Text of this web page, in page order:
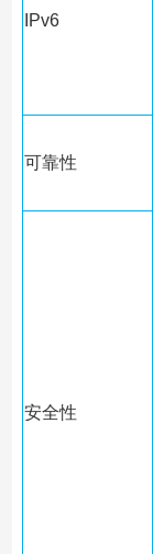
IPv6
可靠性
安全性